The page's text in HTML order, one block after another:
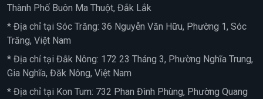
Thành Phố Buôn Ma Thuột, Đắk Lắk
* Địa chỉ tại Sóc Trăng: 36 Nguyễn Văn Hữu, Phường 1, Sóc
Trăng, Việt Nam
* Địa chỉ tại Đắk Nông: 172 23 Tháng 3, Phường Nghĩa Trung,
Gia Nghĩa, Đăk Nông, Việt Nam
* Địa chỉ tại Kon Tum: 732 Phan Đình Phùng, Phường Quang